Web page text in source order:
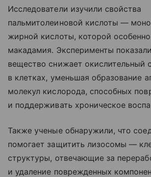
Исследователи изучили свойства
пальмитолеиновой кислоты —
жирной кислоты, которой
макадамия. Эксперименты
вещество снижает окислительный
в клетках, уменьшая образование
молекул кислорода, способных
и поддерживать хроническое
Также ученые обнаружили, что
помогает защитить лизосомы —
структуры, отвечающие за
и удаление поврежденных